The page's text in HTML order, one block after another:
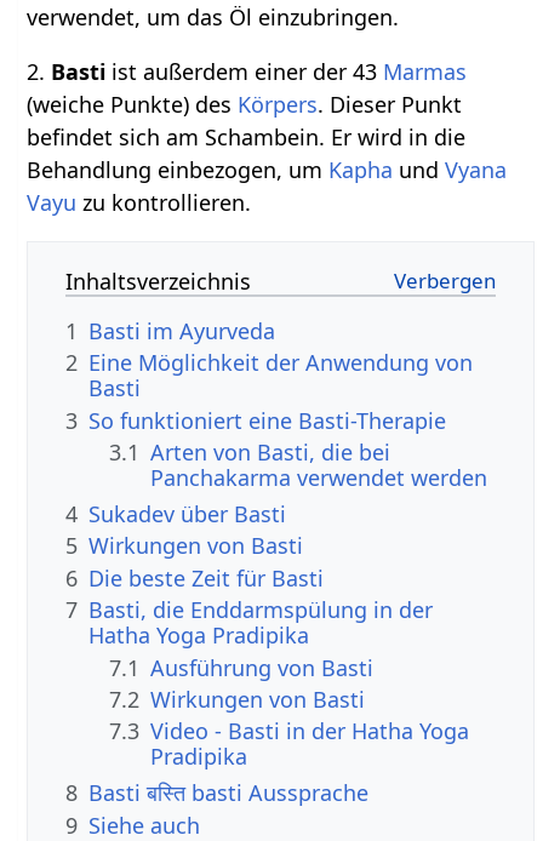
verwendet, um das Öl einzubringen.
2. Basti ist außerdem einer der 43 Marmas
(weiche Punkte) des Körpers. Dieser Punkt
befindet sich am Schambein. Er wird in die
Behandlung einbezogen, um Kapha undVyana
Vayu zu kontrollieren.
Inhaltsverzeichnis
1 Basti im Ayurveda
2 Eine Möglichkeit der Anwendung von
Basti
3 So funktioniert eine Basti-Therapie
3.1 Arten von Basti, die bei
Panchakarma verwendet werden
4 Sukadev über Basti
5 Wirkungen von Basti
6 Die beste Zeit für Basti
7 Basti, die Enddarmspülung in der
Hatha Yoga Pradipika
7.1 Ausführung von Basti
7.2 Wirkungen von Basti
7.3 Video - Basti in der Hatha Yoga
Pradipika
8 Basti बस्ति basti Aussprache
9 Siehe auch